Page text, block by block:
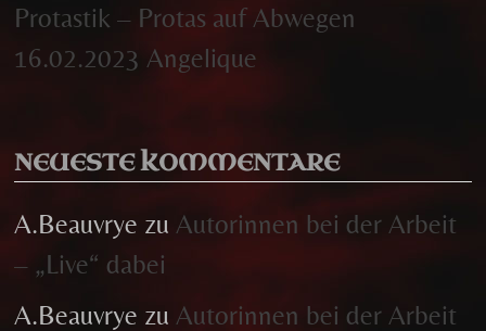
Protastik – Protas auf Abwegen
16.02.2023 Angelique
NEUESTE KOMMENTARE
A.Beauvrye zu Autorinnen bei der Arbeit
– „Live“ dabei
A.Beauvrye zu Autorinnen bei der Arbeit